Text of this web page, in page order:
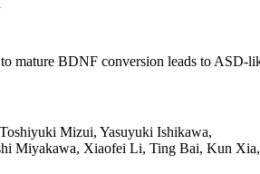
mature BDNF conversion leads to ASD-
Mizui, Yasuyuki Ishikawa,
Miyakawa, Xiaofei Li, Ting Bai, Kun